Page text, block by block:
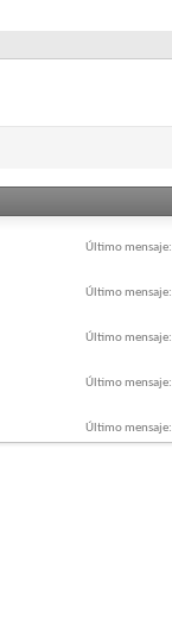
Último mensaje:
Último mensaje:
Último mensaje:
Último mensaje:
Último mensaje: